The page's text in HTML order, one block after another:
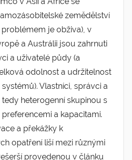
zemědělství
je obživa), v
a Austrálii jsou zahrnuti
a uživatelé půdy (a
odolnost a udržitelnost
Vlastníci, správci a
heterogenní skupinou s
a kapacitami.
a překážky k
opatření liší mezi různými
provedenou v článku